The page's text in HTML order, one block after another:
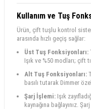
Kullanım ve Tuş
Ürün, çift tuşlu kontrol
arasında hızlı geçiş sağlar:
Üst Tuş Fonksiyonları:
Işık ve %50 modları; çift
Alt Tuş Fonksiyonları:
basılı tutarak Dimmer
Şarj İşlemi: Işık
kaynağına bağlayınız.